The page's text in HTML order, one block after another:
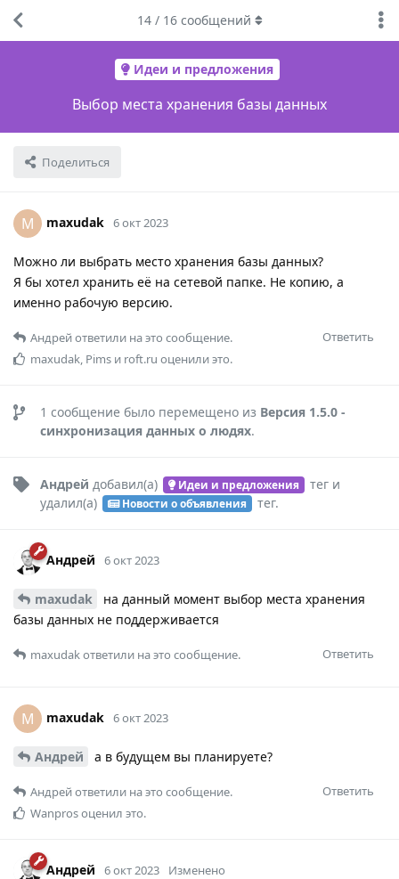
Идеи и предложения
Выбор места хранения базы данных
Поделиться
14/ 16сообщений
M maxudak 6 окт 2023
Можно ли выбрать место хранения базы данных?
Я бы хотел хранить её на сетевой папке. Не копию, а
именно рабочую версию.
Ответить
Андрейответили на это сообщение.
maxudak, Pims и roft.ru оценили это.
1 сообщение было перемещено из Версия 1.5.0 -
синхронизация данных о людях.
Андрей добавил(а) Идеи и предложения теги
удалил(а)
Новости о объявления тег.
Андрей 6 окт 2023
maxudak
на данный момент выбор места хранения
базы данных не поддерживается
Ответить
maxudakответили на это сообщение.
M maxudak 6 окт 2023
Андрей а в будущем вы планируете?
Ответить
Андрейответили на это сообщение.
Wanprosоценил это.
Андрей 6 окт 2023 Изменено